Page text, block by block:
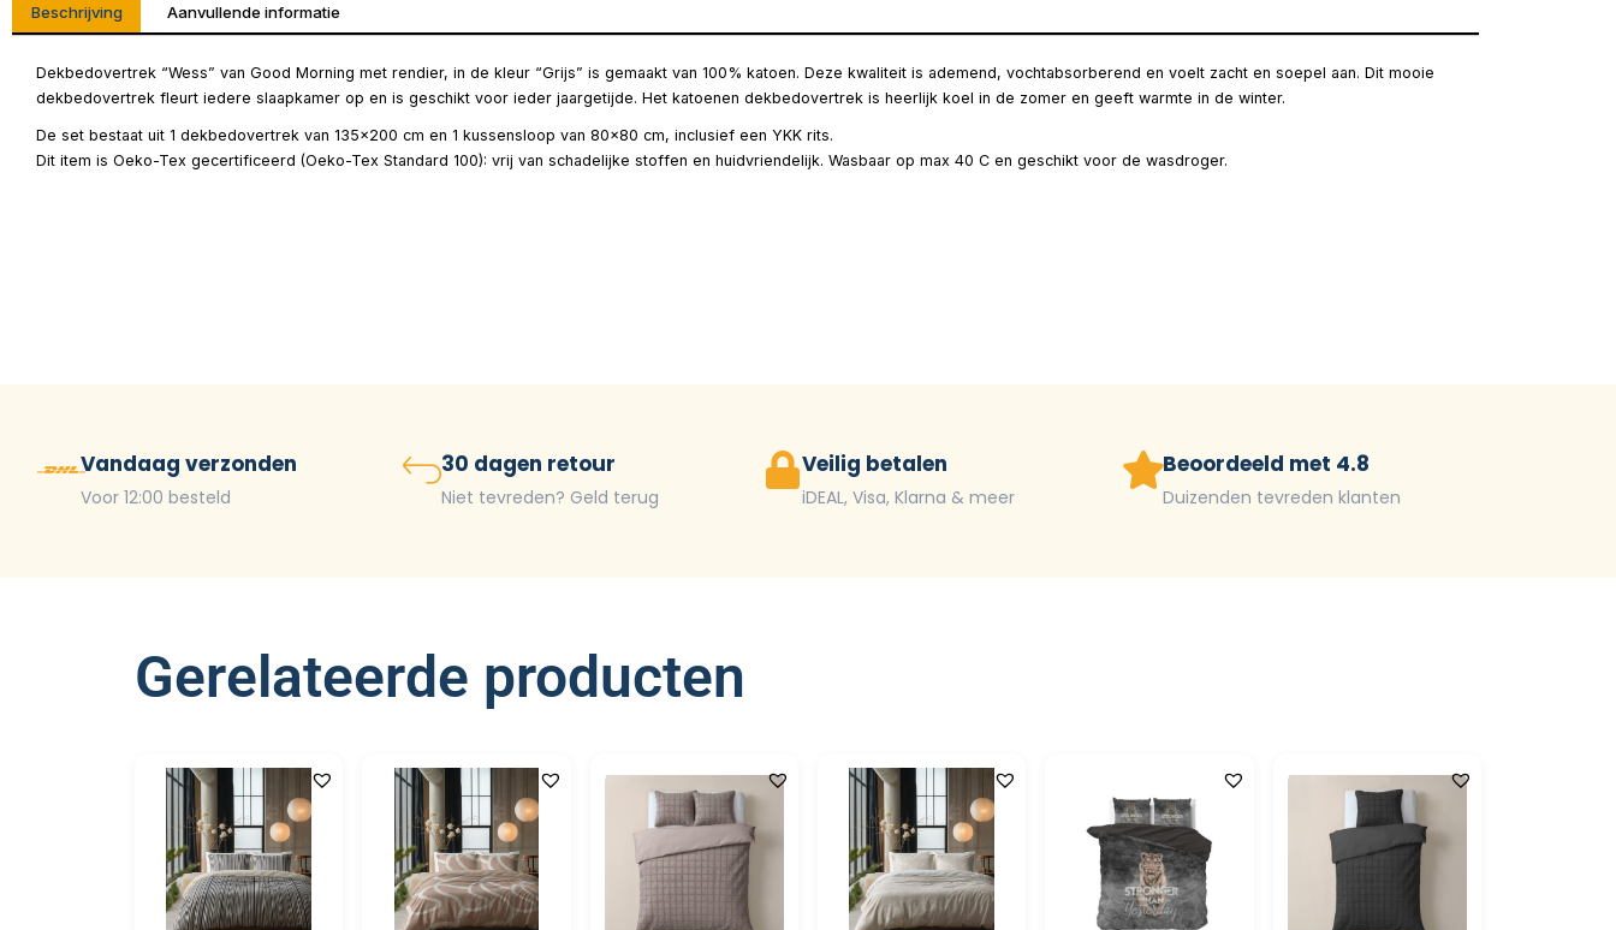
Beschrijving Aanvullende informatie
Dekbedovertrek “Wess” van Good Morning met rendier, in de kleur “Grijs” is gemaakt van 100% katoen. Deze kwaliteit is ademend, vochtabsorberend en voelt zacht en soepel aan. Dit mooie
dekbedovertrek fleurt iedere slaapkamer op en is geschikt voor ieder jaargetijde. Het katoenen dekbedovertrek is heerlijk koel in de zomer en geeft warmte in de winter.
De set bestaat uit 1 dekbedovertrek van 135×200 cm en 1 kussensloop van 80×80 cm, inclusief een YKK rits.
Dit item is Oeko-Tex gecertificeerd (Oeko-Tex Standard 100): vrij van schadelijke stoffen en huidvriendelijk. Wasbaar op max 40 C en geschikt voor de wasdroger.
Vandaag verzonden
Voor 12:00 besteld
30 dagen retour
Niet tevreden? Geld terug
Veilig betalen
iDEAL, Visa, Klarna & meer
Beoordeeld met 4.8
Duizenden tevreden klanten
Gerelateerde producten